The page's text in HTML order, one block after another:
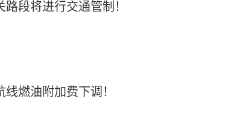
段将进行交通管制！
燃油附加费下调！